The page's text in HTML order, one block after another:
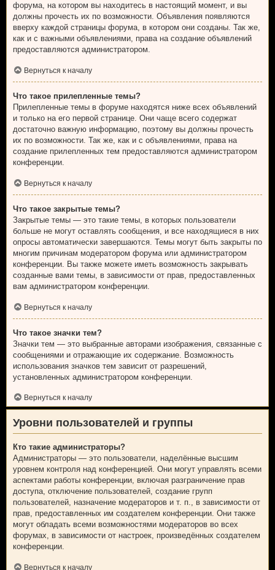
форума, на котором вы находитесь в настоящий момент, и вы
должны прочесть их по возможности. Объявления появляются
вверху каждой страницы форума, в котором они созданы. Так же,
как и с важными объявлениями, права на создание объявлений
предоставляются администратором.
Вернуться к началу
Что такое прилепленные темы?
Прилепленные темы в форуме находятся ниже всех объявлений
и только на его первой странице. Они чаще всего содержат
достаточно важную информацию, поэтому вы должны прочесть
их по возможности. Так же, как и с объявлениями, права на
создание прилепленных тем предоставляются администратором
конференции.
Вернуться к началу
Что такое закрытые темы?
Закрытые темы — это такие темы, в которых пользователи
больше не могут оставлять сообщения, и все находящиеся в них
опросы автоматически завершаются. Темы могут быть закрыты по
многим причинам модератором форума или администратором
конференции. Вы также можете иметь возможность закрывать
созданные вами темы, в зависимости от прав, предоставленных
вам администратором конференции.
Вернуться к началу
Что такое значки тем?
Значки тем — это выбранные авторами изображения, связанные с
сообщениями и отражающие их содержание. Возможность
использования значков тем зависит от разрешений,
установленных администратором конференции.
Вернуться к началу
Уровни пользователей и группы
Кто такие администраторы?
Администраторы — это пользователи, наделённые высшим
уровнем контроля над конференцией. Они могут управлять всеми
аспектами работы конференции, включая разграничение прав
доступа, отключение пользователей, создание групп
пользователей, назначение модераторов и т. п., в зависимости от
прав, предоставленных им создателем конференции. Они также
могут обладать всеми возможностями модераторов во всех
форумах, в зависимости от настроек, произведённых создателем
конференции.
Вернуться к началу